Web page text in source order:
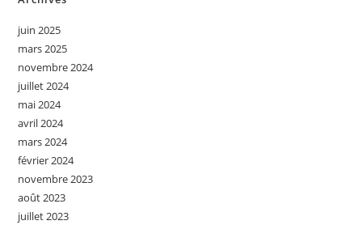
juin 2025
mars 2025
novembre 2024
juillet 2024
mai 2024
avril 2024
mars 2024
février 2024
novembre 2023
août 2023
juillet 2023